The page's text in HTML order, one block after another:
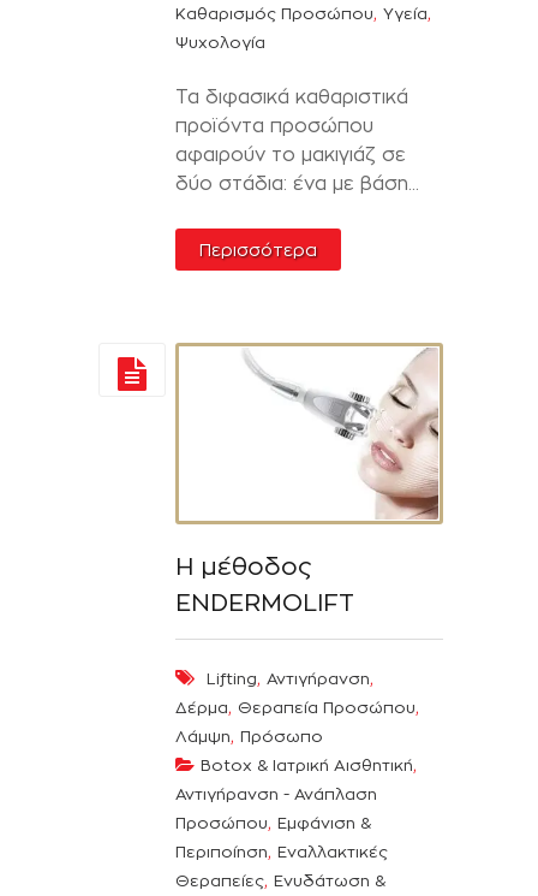
Καθαρισμός Προσώπου, Υγεία,
Ψυχολογία
Τα διφασικά καθαριστικά
προϊόντα προσώπου
αφαιρούν το μακιγιάζ σε
δύο στάδια: ένα με βάση...
Περισσότερα
Η μέθοδος
ENDERMOLIFT
Lifting, Αντιγήρανση,
Δέρμα, Θεραπεία Προσώπου,
Λάμψη, Πρόσωπο
Botox & Ιατρική Αισθητική,
Αντιγήρανση - Ανάπλαση
Προσώπου, Εμφάνιση &
Περιποίηση, Εναλλακτικές
Θεραπείες, Ενυδάτωση &